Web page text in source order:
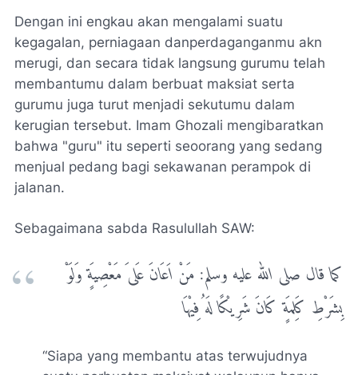
Dengan ini engkau akan mengalami suatu
kegagalan, perniagaan danperdaganganmu akn
merugi, dan secara tidak langsung gurumu telah
membantumu dalam berbuat maksiat serta
gurumu juga turut menjadi sekutumu dalam
kerugian tersebut. Imam Ghozali mengibaratkan
bahwa "guru" itu seperti seoorang yang sedang
menjual pedang bagi sekawanan perampok di
jalanan.
Sebagaimana sabda Rasulullah SAW:
كما قال صلى الله عليه وسلم: مَنْ اَعَانَ عَلىَ مَعْصِيَةٍ وَلَوْ
بِشَرْطِ كَلِمَةٍ كَانَ شَرِيْكًا لَهُ فِيْهَا
“Siapa yang membantu atas terwujudnya